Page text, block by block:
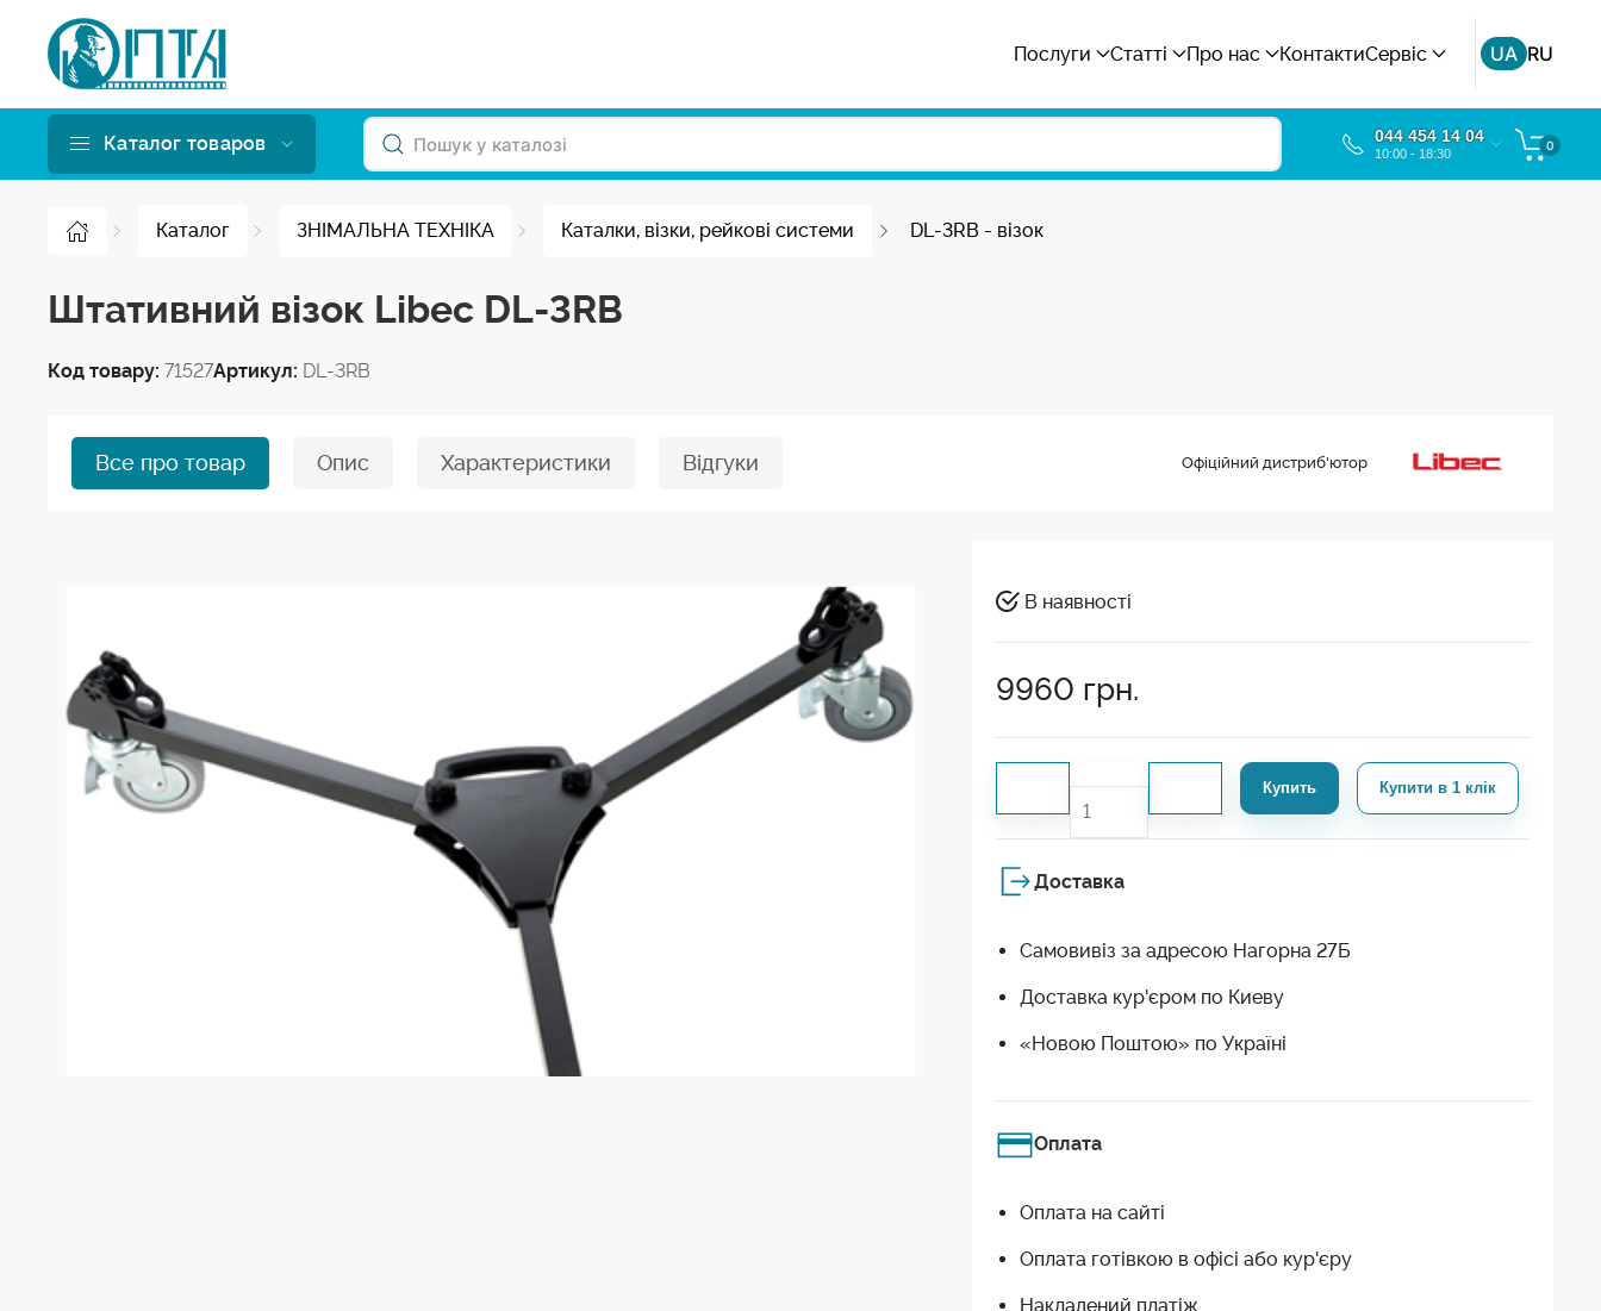
Послуги Статті Про нас КонтактиСервіс UA RU
Каталог товаров 044 454 14 04
10:00 - 18:30
0
Каталог ЗНІМАЛЬНА ТЕХНІКА Каталки, візки, рейкові системи DL-3RB - візок
Штативний візок Libec DL-3RB
Код товару: 71527Артикул: DL-3RB
Все про товар Опис Характеристики Відгуки Офіційний дистриб'ютор
В наявності
9960 грн.
Купить Купити в 1 клік
Доставка
Самовивіз за адресою Нагорна 27Б
Доставка кур'єром по Киеву
«Новою Поштою» по Україні
Оплата
Оплата на сайті
Оплата готівкою в офісі або кур'єру
Накладений платіж